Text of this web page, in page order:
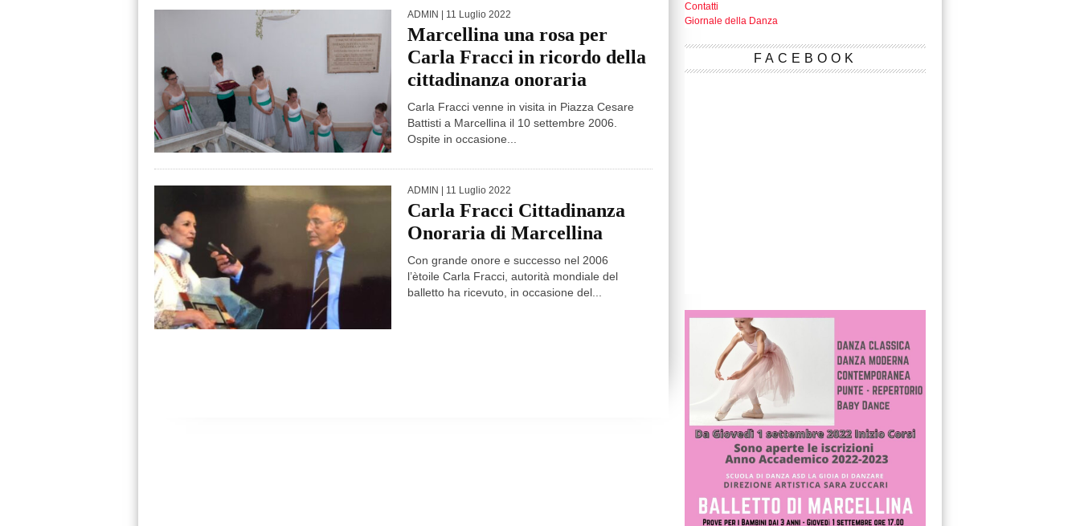
ADMIN | 11 Luglio 2022
Marcellina una rosa per
Carla Fracci in ricordo della
cittadinanza onoraria
Carla Fracci venne in visita in Piazza Cesare
Battisti a Marcellina il 10 settembre 2006.
Ospite in occasione...
ADMIN | 11 Luglio 2022
Carla Fracci Cittadinanza
Onoraria di Marcellina
Con grande onore e successo nel 2006
l’ètoile Carla Fracci, autorità mondiale del
balletto ha ricevuto, in occasione del...
Contatti
Giornale della Danza
FACEBOOK